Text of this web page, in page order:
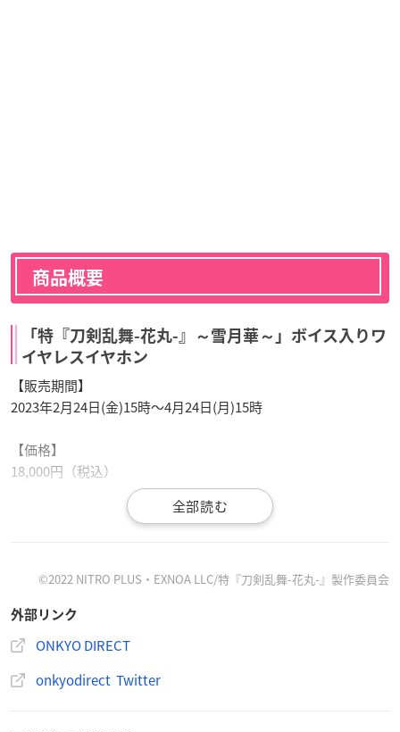
商品概要
「特『刀剣乱舞-花丸-』～雪月華～」ボイス入りワ
イヤレスイヤホン
【販売期間】
2023年2月24日(金)15時～4月24日(月)15時
【価格】
18,000円（税込）
「ONKYO DIRECT」
「特『刀剣乱舞-花丸-』～雪月華～」ボイス入りワ
©2022 NITRO PLUS・EXNOA LLC/特『刀剣乱舞-花丸-』製作委員会
外部リンク
ONKYO DIRECT
onkyodirect Twitter